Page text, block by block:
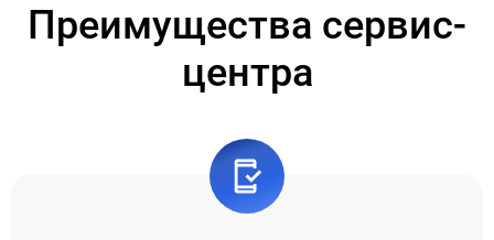
Преимущества сервис-
центра